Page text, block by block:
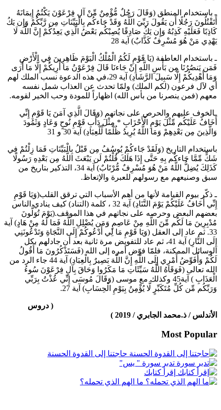
ـ باستخدام المنطق (وَقَالَ رَجُلٌ مُّؤْمِنٌ مِّنْ آلِ فِرْعَوْنَ يَكْتُمُ إِيمَانَهُ
أَتَقْتُلُونَ رَجُلًا أَن يَقُولَ رَبِّيَ اللَّهُ وَقَدْ جَاءكُم بِالْبَيِّنَاتِ مِن رَّبِّكُمْ وَإِن يَكُ
كَاذِبًا فَعَلَيْهِ كَذِبُهُ وَإِن يَكُ صَادِقًا يُصِبْكُم بَعْضُ الَّذِي يَعِدُكُمْ إِنَّ اللَّهَ لَا
يَهْدِي مَنْ هُوَ مُسْرِفٌ كَذَّابٌ) آية 28
ـ باستخدام العاطفة (يَا قَوْمِ لَكُمُ الْمُلْكُ الْيَوْمَ ظَاهِرِينَ فِي الْأَرْضِ
فَمَن يَنصُرُنَا مِن بَأْسِ اللَّهِ إِنْ جَاءنَا قَالَ فِرْعَوْنُ مَا أُرِيكُمْ إِلَّا مَا أَرَى
وَمَا أَهْدِيكُمْ إِلَّا سَبِيلَ الرَّشَادِ) آية 29،في هذه الدعوة نسب الملك لهم
أي لآل فرعون (لكم الملك) ولمّا تحدث عن العذاب شمل نفسه
معهم (فمن ينصرنا من بأس الله) اظهاراً للمودة وحب الخير لقومه.
ـالخوف عليهم والحرص على نجاتهم (وَقَالَ الَّذِي آمَنَ يَا قَوْمِ إِنِّي
أَخَافُ عَلَيْكُم مِّثْلَ يَوْمِ الْأَحْزَابِ * مِثْلَ دَأْبِ قَوْمِ نُوحٍ وَعَادٍ وَثَمُودَ
وَالَّذِينَ مِن بَعْدِهِمْ وَمَا اللَّهُ يُرِيدُ ظُلْمًا لِّلْعِبَادِ) آية 30 و 31
باستخدام التاريخ (وَلَقَدْ جَاءكُمْ يُوسُفُ مِن قَبْلُ بِالْبَيِّنَاتِ فَمَا زِلْتُمْ فِي
شَكٍّ مِّمَّا جَاءكُم بِهِ حَتَّى إِذَا هَلَكَ قُلْتُمْ لَن يَبْعَثَ اللَّهُ مِن بَعْدِهِ رَسُولًا
كَذَلِكَ يُضِلُّ اللَّهُ مَنْ هُوَ مُسْرِفٌ مُّرْتَابٌ) آية 34، التذكير بتاريخ من
سبق وصنيعهم مع رسولهم للعبرة والإتعاظ.
ـ ذكّر بيوم القيامة لأنها من أهم الأسباب التي ترقق القلب(وَيَا قَوْمِ
إِنِّي أَخَافُ عَلَيْكُمْ يَوْمَ التَّنَادِ) آية 32 ، كلمة (التناد) كيف ينادي الناس
بعضهم البعض وحرصه على نجاتهم في هذا الموقف.(يَوْمَ تُوَلُّونَ
مُدْبِرِينَ مَا لَكُم مِّنَ اللَّهِ مِنْ عَاصِمٍ وَمَن يُضْلِلِ اللَّهُ فَمَا لَهُ مِنْ هَادٍ) آية
33. ثم عاد إلى العقل (وَيَا قَوْمِ مَا لِي أَدْعُوكُمْ إِلَى النَّجَاةِ وَتَدْعُونَنِي
إِلَى النَّارِ) آية 41، ثم عاد للتفويض مرة ثانية بعد أن جادلهم بكل
الوسائل الممكنة، فلمّا فوّض أمره إلى الله (فَسَتَذْكُرُونَ مَا أَقُولُ
لَكُمْ وَأُفَوِّضُ أَمْرِي إِلَى اللَّهِ إِنَّ اللَّهَ بَصِيرٌ بِالْعِبَادِ) آية 44 جاء الرد من
الله تعالى (فَوَقَاهُ اللَّهُ سَيِّئَاتِ مَا مَكَرُوا وَحَاقَ بِآلِ فِرْعَوْنَ سُوءُ
الْعَذَابِ ) آية45 وكذلك مع موسى (وَقَالَ مُوسَى إِنِّي عُذْتُ بِرَبِّي
وَرَبِّكُم مِّن كُلِّ مُتَكَبِّرٍ لَّا يُؤْمِنُ بِيَوْمِ الْحِسَابِ) آية 27.
( دروس
الأندلس / ذ.محمد الجابري / 2019 )
Most Popular
حاجتنا إلى القدوة الحسنة
تدبر سورة " يس"
إقرأ كتابك
ما الهم الذي تحمله؟